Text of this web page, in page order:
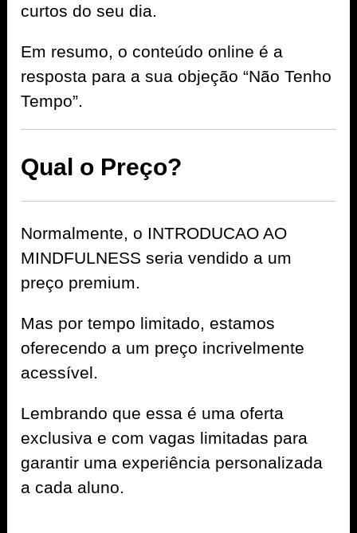
curtos do seu dia.
Em resumo, o conteúdo online é a
resposta para a sua objeção “Não Tenho
Tempo”.
Qual o Preço?
Normalmente, o INTRODUCAO AO
MINDFULNESS seria vendido a um
preço premium.
Mas por tempo limitado, estamos
oferecendo a um preço incrivelmente
acessível.
Lembrando que essa é uma oferta
exclusiva e com vagas limitadas para
garantir uma experiência personalizada
a cada aluno.